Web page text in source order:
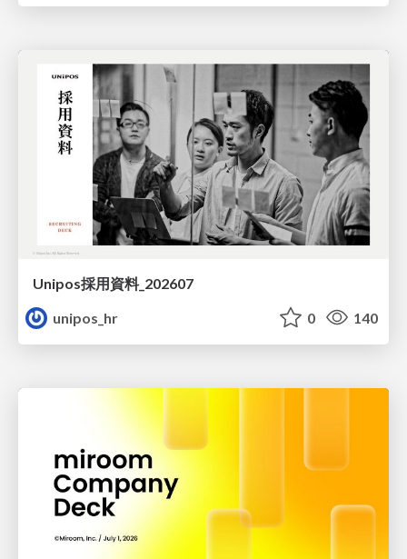
Unipos採用資料_202607
unipos_hr
0 140